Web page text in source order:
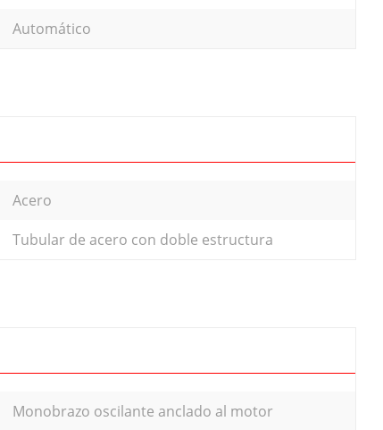
Automático
Acero
Tubular de acero con doble estructura
Monobrazo oscilante anclado al motor